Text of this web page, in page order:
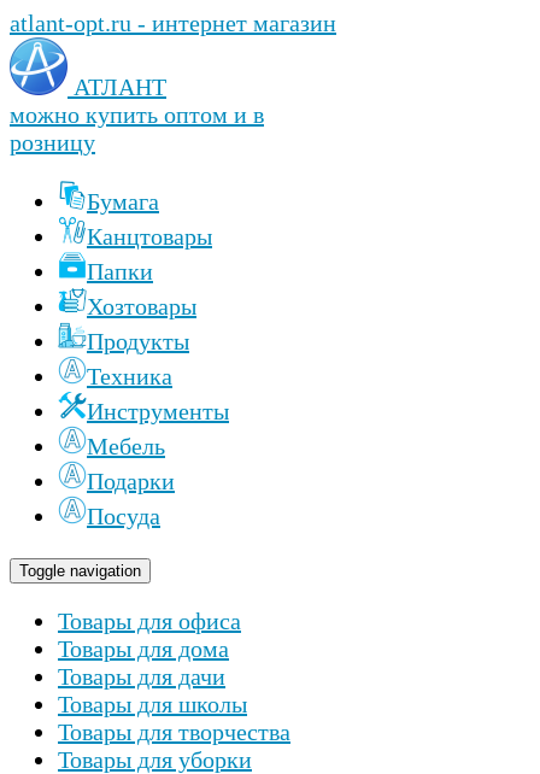
atlant-opt.ru - интернет магазин
АТЛАНТ
можно купить оптом и в
розницу
Бумага
Канцтовары
Папки
Хозтовары
Продукты
Техника
Инструменты
Мебель
Подарки
Посуда
Toggle navigation
Товары для офиса
Товары для дома
Товары для дачи
Товары для школы
Товары для творчества
Товары для уборки